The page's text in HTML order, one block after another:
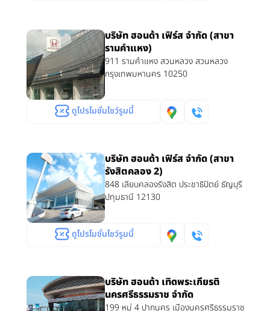
บริษัท ฮอนด้า เฟิร์ส จำกัด (สาขา
รามคำแหง)
911 รามคำแหง สวนหลวง สวนหลวง
กรุงเทพมหานคร 10250
ดูโปรโมชั่นโชว์รูมนี้
บริษัท ฮอนด้า เฟิร์ส จำกัด (สาขา
รังสิตคลอง 2)
848 เลียบคลองรังสิต ประชาธิปัตย์ ธัญบุรี
ปทุมธานี 12130
ดูโปรโมชั่นโชว์รูมนี้
บริษัท ฮอนด้า เทิดพระเกียรติ
นครศรีธรรมราช จำกัด
199 หมู่ 4 ปากนคร เมืองนครศรีธรรมราช